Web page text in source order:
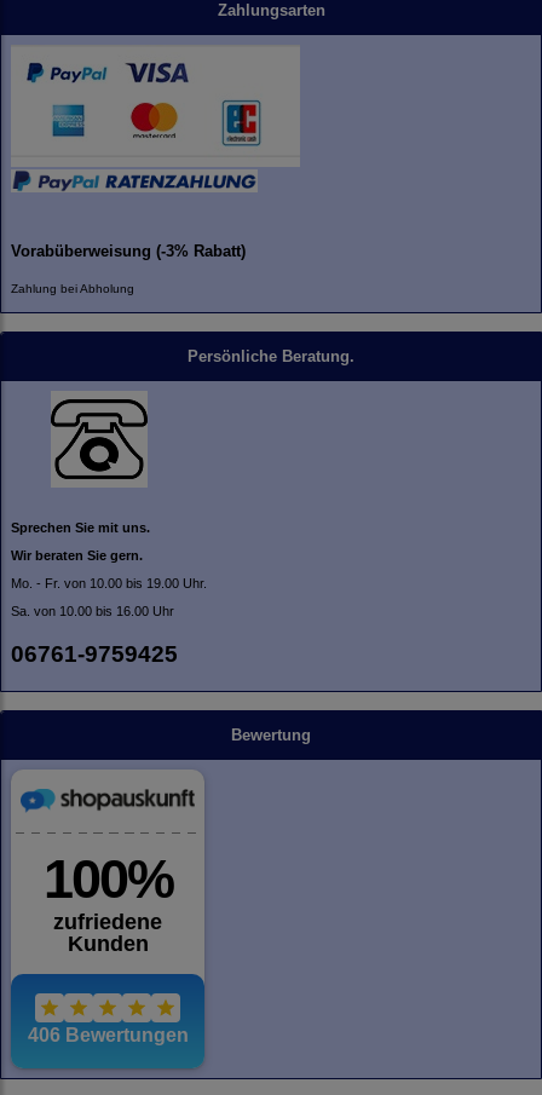
Zahlungsarten
Vorabüberweisung (-3% Rabatt)
Zahlung bei Abholung
Persönliche Beratung.
Sprechen Sie mit uns.
Wir beraten Sie gern.
Mo. - Fr. von 10.00 bis 19.00 Uhr.
Sa. von 10.00 bis 16.00 Uhr
06761-9759425
Bewertung